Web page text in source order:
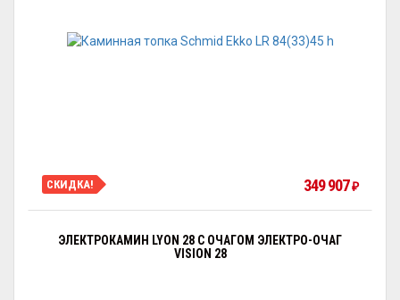
СКИДКА! 349 907₽
ЭЛЕКТРОКАМИН LYON 28 С ОЧАГОМ ЭЛЕКТРО-ОЧАГ
VISION 28